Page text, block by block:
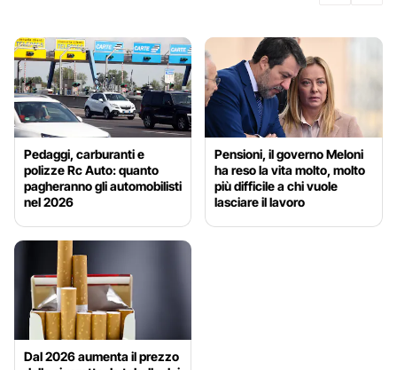
Pedaggi, carburanti e
polizze Rc Auto: quanto
pagheranno gli automobilisti
nel 2026
Pensioni, il governo Meloni
ha reso la vita molto, molto
più difficile a chi vuole
lasciare il lavoro
Dal 2026 aumenta il prezzo